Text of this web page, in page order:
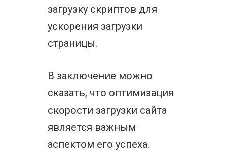
загрузку скриптов для
ускорения загрузки
страницы.
В заключение можно
сказать, что оптимизация
скорости загрузки сайта
является важным
аспектом его успеха.